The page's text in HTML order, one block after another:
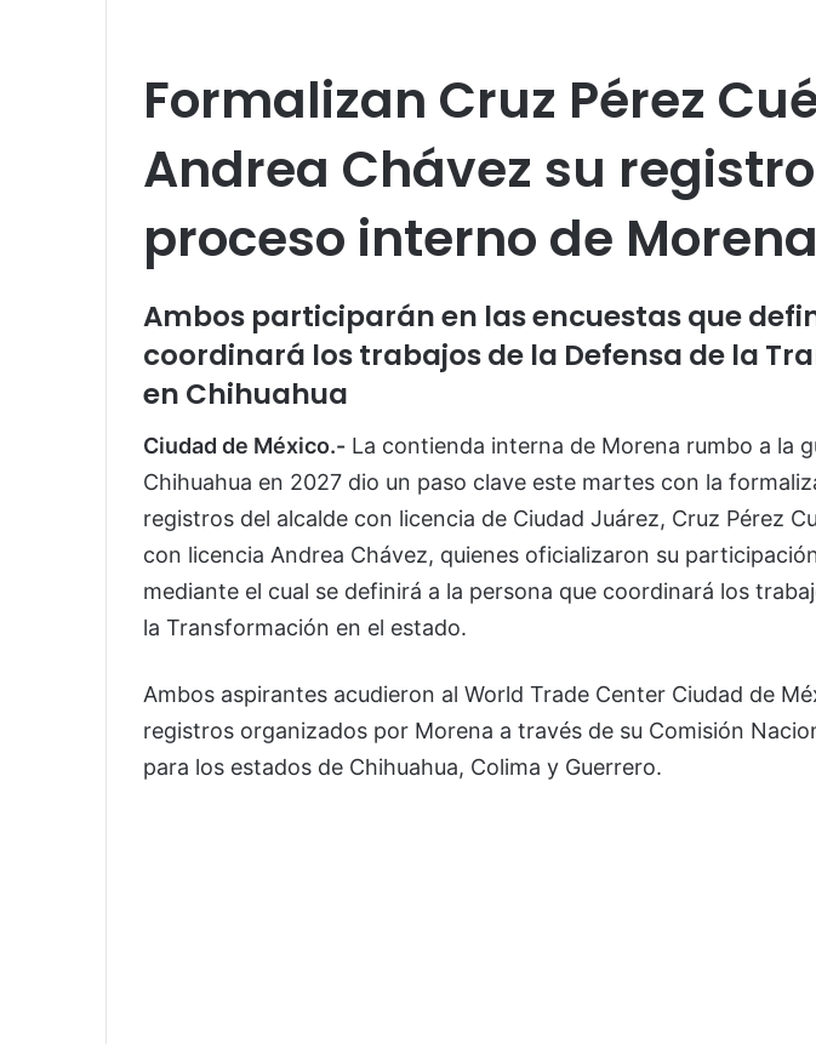
Formalizan Cruz Pérez
Andrea Chávez su
proceso interno de Morena
Ambos participarán en las encuestas que
coordinará los trabajos de la Defensa de la
en Chihuahua
Ciudad de México.- La contienda interna de Morena rumbo a la
Chihuahua en 2027 dio un paso clave este martes con la
registros del alcalde con licencia de Ciudad Juárez, Cruz Pérez
con licencia Andrea Chávez, quienes oficializaron su
mediante el cual se definirá a la persona que coordinará los
la Transformación en el estado.
Ambos aspirantes acudieron al World Trade Center Ciudad de
registros organizados por Morena a través de su Comisión
para los estados de Chihuahua, Colima y Guerrero.